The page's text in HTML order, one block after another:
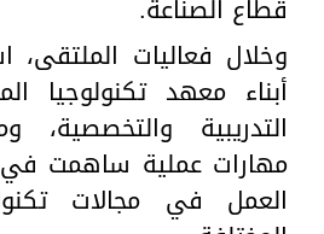
قطاع الصناعة.
وخلال فعاليات
أبناء معهد تكنولوجيا
التدريبية
مهارات عملية ساهمت
العمل في مجالات